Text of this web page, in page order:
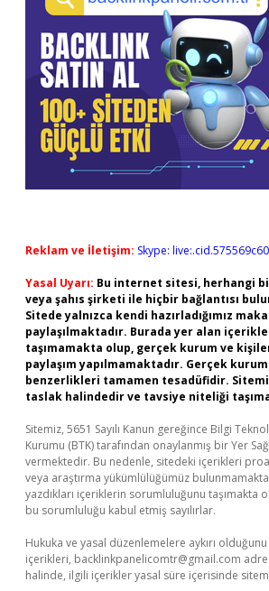
Reklam ve İletişim: Skype:
Yasal Uyarı: Bu internet sitesi, herhangi
veya şahıs şirketi ile hiçbir bağlantısı
Sitede yalnızca kendi hazırladığımız
paylaşılmaktadır. Burada yer alan
taşımamakta olup, gerçek kurum ve
paylaşım yapılmamaktadır. Gerçek
benzerlikleri tamamen tesadüfidir.
taslak halindedir ve tavsiye niteliği
Sitemiz, 5651 Sayılı Kanun gereğince Bilgi
Kurumu (BTK) tarafından onaylanmış bir Yer
vermektedir. Bu nedenle, sitedeki içerikleri
veya araştırma yükümlülüğümüz
yazdıkları içeriklerin sorumluluğunu taşımakta
bu sorumluluğu kabul etmiş sayılırlar.
Hukuka ve yasal düzenlemelere aykırı
içerikleri, backlinkpanelicomtr@gmail.com
halinde, ilgili içerikler yasal süre içerisinde